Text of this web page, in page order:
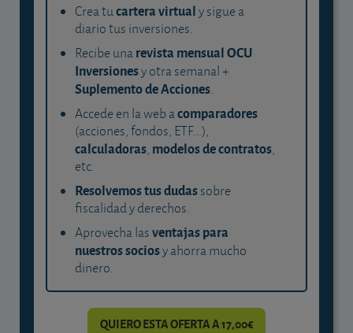
Crea tucartera virtualy sigue a
diario tus inversiones.
Recibe unarevista mensual OCU
Inversionesy otra semanal +
Suplemento de Acciones.
Accede en la web acomparadores
(acciones, fondos, ETF...),
calculadoras, modelos de contratos,
etc.
Resolvemos tus dudassobre
fiscalidad y derechos.
Aprovecha lasventajas para
nuestros sociosy ahorra mucho
dinero.
QUIERO ESTA OFERTA A 17,00€